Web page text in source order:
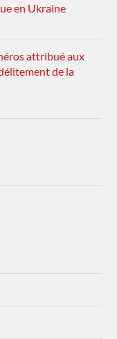
en Ukraine
attribué aux
de la